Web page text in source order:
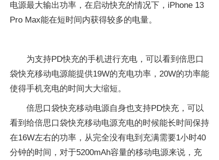
电源最大输出功率，在启动快充的情况下，iPhone 13
Pro Max能在短时间内获得较多的电量。
为支持PD快充的手机进行充电，可以看到倍思口
袋快充移动电源能提供19W的充电功率，20W的功率能
使得手机充电的时间大大缩短。
倍思口袋快充移动电源自身也支持PD快充，可以
看到给倍思口袋快充移动电源充电的时候能长时间保持
在16W左右的功率，从完全没有电到充满需要1小时40
分钟的时间，对于5200mAh容量的移动电源来说，充